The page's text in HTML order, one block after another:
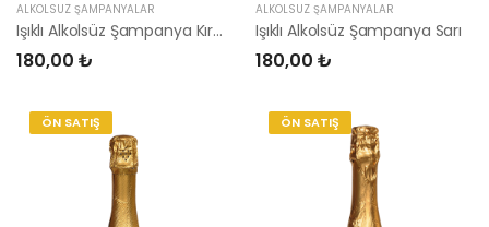
ALKOLSÜZ ŞAMPANYALAR
Işıklı Alkolsüz Şampanya Kırmızı
180,00 ₺
ALKOLSÜZ ŞAMPANYALAR
Işıklı Alkolsüz Şampanya Sarı
180,00 ₺
ÖN SATIŞ ÖN SATIŞ